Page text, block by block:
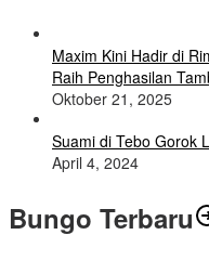
Maxim Kini Hadir di
Raih Penghasilan
Oktober 21, 2025
Suami di Tebo Gorok
April 4, 2024
Bungo Terbaru